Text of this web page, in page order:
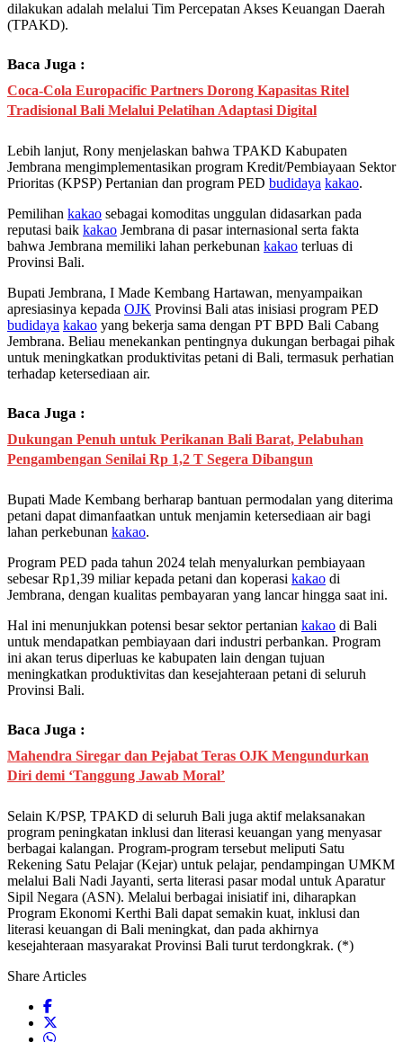
dilakukan adalah melalui Tim Percepatan Akses Keuangan Daerah
(TPAKD).
Baca Juga :
Coca-Cola Europacific Partners Dorong Kapasitas Ritel
Tradisional Bali Melalui Pelatihan Adaptasi Digital
Lebih lanjut, Rony menjelaskan bahwa TPAKD Kabupaten
Jembrana mengimplementasikan program Kredit/Pembiayaan Sektor
Prioritas (KPSP) Pertanian dan program PED budidaya kakao.
Pemilihan kakao sebagai komoditas unggulan didasarkan pada
reputasi baik kakao Jembrana di pasar internasional serta fakta
bahwa Jembrana memiliki lahan perkebunan kakao terluas di
Provinsi Bali.
Bupati Jembrana, I Made Kembang Hartawan, menyampaikan
apresiasinya kepada OJK Provinsi Bali atas inisiasi program PED
budidaya kakao yang bekerja sama dengan PT BPD Bali Cabang
Jembrana. Beliau menekankan pentingnya dukungan berbagai pihak
untuk meningkatkan produktivitas petani di Bali, termasuk perhatian
terhadap ketersediaan air.
Baca Juga :
Dukungan Penuh untuk Perikanan Bali Barat, Pelabuhan
Pengambengan Senilai Rp 1,2 T Segera Dibangun
Bupati Made Kembang berharap bantuan permodalan yang diterima
petani dapat dimanfaatkan untuk menjamin ketersediaan air bagi
lahan perkebunan kakao.
Program PED pada tahun 2024 telah menyalurkan pembiayaan
sebesar Rp1,39 miliar kepada petani dan koperasi kakao di
Jembrana, dengan kualitas pembayaran yang lancar hingga saat ini.
Hal ini menunjukkan potensi besar sektor pertanian kakao di Bali
untuk mendapatkan pembiayaan dari industri perbankan. Program
ini akan terus diperluas ke kabupaten lain dengan tujuan
meningkatkan produktivitas dan kesejahteraan petani di seluruh
Provinsi Bali.
Baca Juga :
Mahendra Siregar dan Pejabat Teras OJK Mengundurkan
Diri demi ‘Tanggung Jawab Moral’
Selain K/PSP, TPAKD di seluruh Bali juga aktif melaksanakan
program peningkatan inklusi dan literasi keuangan yang menyasar
berbagai kalangan. Program-program tersebut meliputi Satu
Rekening Satu Pelajar (Kejar) untuk pelajar, pendampingan UMKM
melalui Bali Nadi Jayanti, serta literasi pasar modal untuk Aparatur
Sipil Negara (ASN). Melalui berbagai inisiatif ini, diharapkan
Program Ekonomi Kerthi Bali dapat semakin kuat, inklusi dan
literasi keuangan di Bali meningkat, dan pada akhirnya
kesejahteraan masyarakat Provinsi Bali turut terdongkrak. (*)
Share Articles